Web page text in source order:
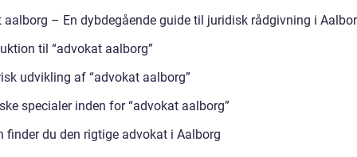
aalborg – En dybdegående guide til juridisk rådgivning i
til “advokat aalborg”
udvikling af “advokat aalborg”
specialer inden for “advokat aalborg”
finder du den rigtige advokat i Aalborg